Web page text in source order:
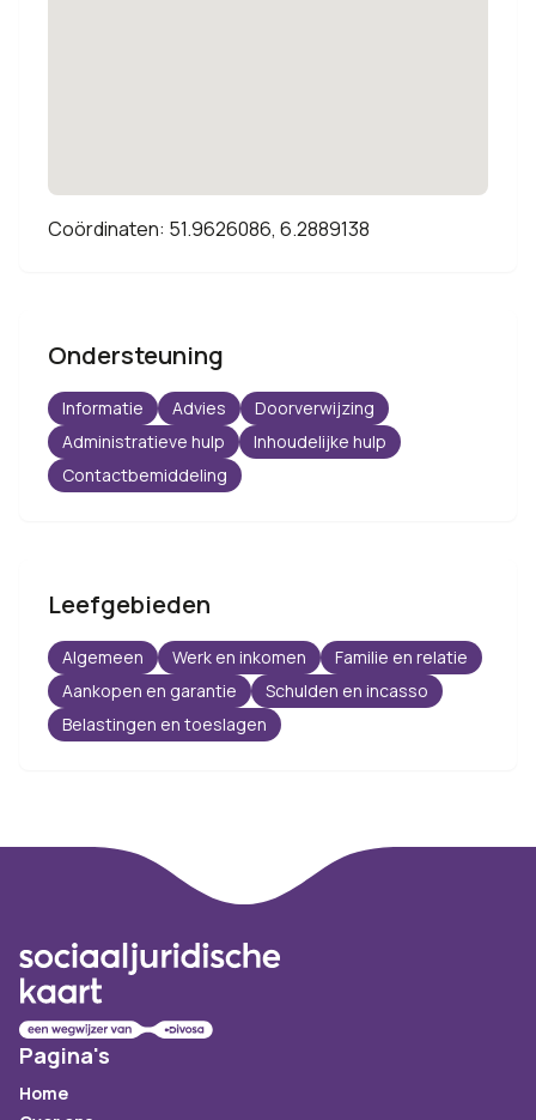
Coördinaten: 51.9626086, 6.2889138
Ondersteuning
Informatie Advies
Doorverwijzing
Administratieve hulp
Inhoudelijke hulp
Contactbemiddeling
Leefgebieden
Algemeen Werk en inkomen
Familie en relatie
Aankopen en garantie
Schulden en incasso
Belastingen en toeslagen
Pagina's
Home